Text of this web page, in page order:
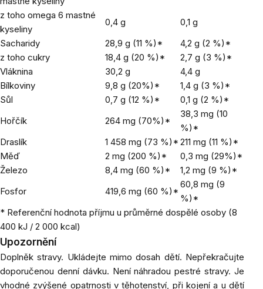
z toho omega 6 mastné
kyseliny
0,4 g
0,1 g
Sacharidy
28,9 g (11 %)*
4,2 g (2 %)*
z toho cukry
18,4 g (20 %)*
2,7 g (3 %)*
Vláknina
30,2 g
4,4 g
Bílkoviny
9,8 g (20%)*
1,4 g (3 %)*
Sůl
0,7 g (12 %)*
0,1 g (2 %)*
Hořčík
264 mg (70%)*
38,3 mg (10
%)*
Draslík
1 458 mg (73 %)* 211 mg (11 %)*
Měď
2 mg (200 %)*
0,3 mg (29%)*
Železo
8,4 mg (60 %)*
1,2 mg (9 %)*
Fosfor
419,6 mg (60 %)*
60,8 mg (9
%)*
* Referenční hodnota příjmu u průměrné dospělé osoby (8
400 kJ / 2 000 kcal)
Upozornění
Doplněk stravy. Ukládejte mimo dosah dětí. Nepřekračujte
doporučenou denní dávku. Není náhradou pestré stravy. Je
vhodné zvýšené opatrnosti v těhotenství, při kojení a u dětí